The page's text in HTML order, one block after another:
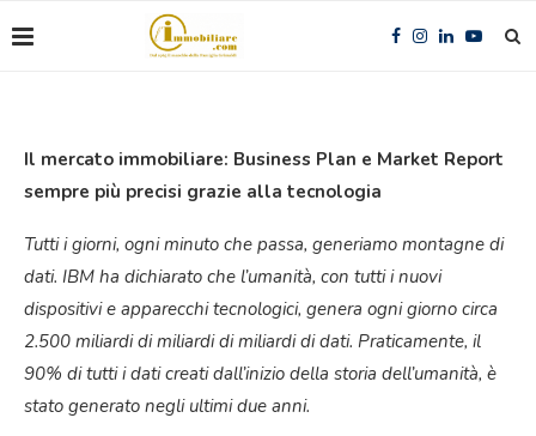
Il mercato immobiliare: Business Plan e Market Report
sempre più precisi grazie alla tecnologia
Tutti i giorni, ogni minuto che passa, generiamo montagne di
dati. IBM ha dichiarato che l’umanità, con tutti i nuovi
dispositivi e apparecchi tecnologici, genera ogni giorno circa
2.500 miliardi di miliardi di miliardi di dati. Praticamente, il
90% di tutti i dati creati dall’inizio della storia dell’umanità, è
stato generato negli ultimi due anni.